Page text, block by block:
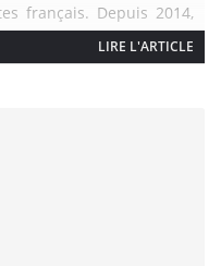
français. Depuis 2014,
Martel, amoureuse du
LIRE L'ARTICLE